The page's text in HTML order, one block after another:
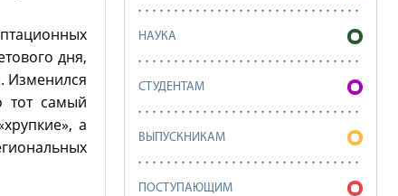
дня,
Изменился
тот самый
а
НАУКА
СТУДЕНТАМ
ВЫПУСКНИКАМ
ПОСТУПАЮЩИМ